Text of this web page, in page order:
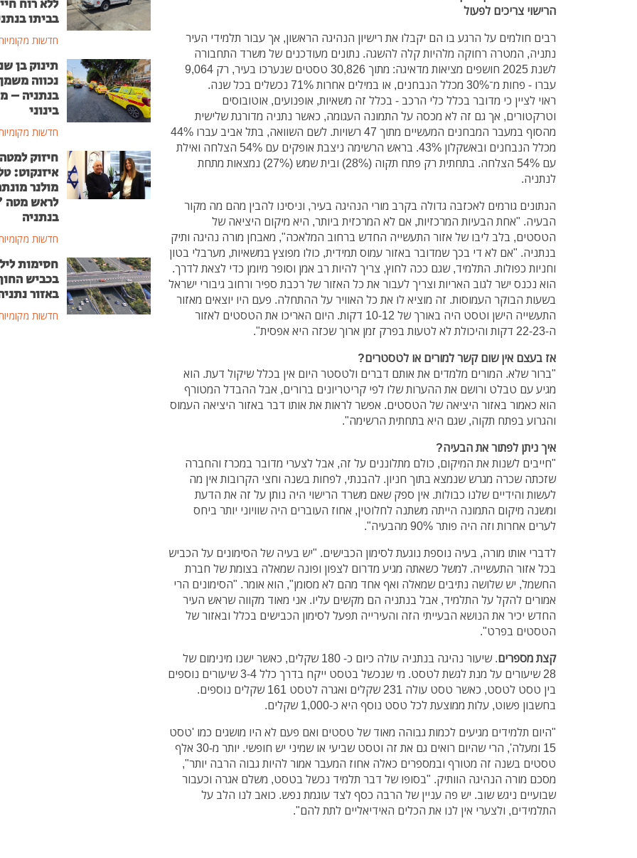
הרישוי צריכים לפעול
רבים חולמים על הרגע בו הם יקבלו את רישיון הנהיגה הראשון, אך עבור תלמידי העיר
נתניה, המטרה רחוקה מלהיות קלה להשגה. נתונים מעודכנים של משרד התחבורה
לשנת 2025 חושפים מציאות מדאיגה: מתוך 30,826 טסטים שנערכו בעיר, רק 9,064
עברו - פחות מ־30% מכלל הנבחנים, או במילים אחרות 71% נכשלים בכל שנה.
ראוי לציין כי מדובר בכלל כלי הרכב - בכלל זה משאיות, אופנועים, אוטובוסים
וטרקטורים, אך גם זה לא מכסה על התמונה העגומה, כאשר נתניה מדורגת שלישית
מהסוף במעבר המבחנים המעשיים מתוך 47 רשויות. לשם השוואה, בתל אביב עברו 44%
מכלל הנבחנים ובאשקלון 43%. בראש הרשימה ניצבת אופקים עם 54% הצלחה ואילת
עם 54% הצלחה. בתחתית רק פתח תקוה (28%) ובית שמש (27%) נמצאות מתחת
לנתניה.
הנתונים גורמים לאכזבה גדולה בקרב מורי הנהיגה בעיר, וניסינו להבין מהם מה מקור
הבעיה. "אחת הבעיות המרכזיות, אם לא המרכזית ביותר, היא מיקום היציאה של
הטסטים, בלב ליבו של אזור התעשייה החדש ברחוב המלאכה", מאבחן מורה נהיגה ותיק
בנתניה. "אם לא די בכך שמדובר באזור עמוס תמידית, כולו מפוצץ במשאיות, מערבלי בטון
וחניות כפולות. התלמיד, שגם ככה לחוץ, צריך להיות רב אמן וסופר מיומן כדי לצאת לדרך.
הוא נכנס ישר לגוב האריות וצריך לעבור את כל האזור של רכבת ספיר ורחוב גיבורי ישראל
בשעות הבוקר העמוסות. זה מוציא לו את כל האוויר על ההתחלה. פעם היו יוצאים מאזור
התעשייה הישן וטסט היה באורך של 10-12 דקות. היום האריכו את הטסטים לאזור
ה-22-23 דקות והיכולת לא לטעות בפרק זמן ארוך שכזה היא אפסית".
אז בעצם אין שום קשר למורים או לטסטרים?
"ברור שלא. המורים מלמדים את אותם דברים ולטסטר היום אין בכלל שיקול דעת. הוא
מגיע עם טבלט ורושם את ההערות שלו לפי קריטריונים ברורים, אבל ההבדל המטורף
הוא כאמור באזור היציאה של הטסטים. אפשר לראות את אותו דבר באזור היציאה העמוס
והגרוע בפתח תקוה, שגם היא בתחתית הרשימה".
איך ניתן לפתור את הבעיה?
"חייבים לשנות את המיקום, כולם מתלוננים על זה, אבל לצערי מדובר במכרז והחברה
שזכתה שכרה מגרש שנמצא בתוך חניון. להבנתי, לפחות בשנה וחצי הקרובות אין מה
לעשות והידיים שלנו כבולות. אין ספק שאם משרד הרישוי היה נותן על זה את הדעת
ומשנה מיקום התמונה הייתה משתנה לחלוטין, אחוז העוברים היה שוויוני יותר ביחס
לערים אחרות וזה היה פותר 90% מהבעיה".
לדברי אותו מורה, בעיה נוספת נוגעת לסימון הכבישים. "יש בעיה של הסימונים על הכביש
בכל אזור התעשייה. למשל כשאתה מגיע מדרום לצפון ופונה שמאלה בצומת של חברת
החשמל, יש שלושה נתיבים שמאלה ואף אחד מהם לא מסומן", הוא אומר. "הסימונים הרי
אמורים להקל על התלמיד, אבל בנתניה הם מקשים עליו. אני מאוד מקווה שראש העיר
החדש יכיר את הנושא הבעייתי הזה והעירייה תפעל לסימון הכבישים בכלל ובאזור של
הטסטים בפרט".
קצת מספרים
. שיעור נהיגה בנתניה עולה כיום כ- 180 שקלים, כאשר ישנו מינימום של
28 שיעורים על מנת לגשת לטסט. מי שנכשל בטסט ייקח בדרך כלל 3-4 שיעורים נוספים
בין טסט לטסט, כאשר טסט עולה 231 שקלים ואגרה לטסט 161 שקלים נוספים.
בחשבון פשוט, עלות ממוצעת לכל טסט נוסף היא כ-1,000 שקלים.
"היום תלמידים מגיעים לכמות גבוהה מאוד של טסטים ואם פעם לא היו מושגים כמו 'טסט
15 ומעלה', הרי שהיום רואים גם את זה וטסט שביעי או שמיני יש חופשי. יותר מ-30 אלף
טסטים בשנה זה מטורף ובמספרים כאלה אחוז המעבר אמור להיות גבוה הרבה יותר",
מסכם מורה הנהיגה הוותיק. "בסופו של דבר תלמיד נכשל בטסט, משלם אגרה וכעבור
שבועיים ניגש שוב. יש פה עניין של הרבה כסף לצד עוגמת נפש. כואב לנו הלב על
התלמידים, ולצערי אין לנו את הכלים האידיאליים לתת להם".
ללא רוח
בביתו
חדשות
תינוק בן
נכווה
בנתניה –
בינוני
חדשות
חיזוק למטה
איזנקוט:
מולנר
לראש
בנתניה
חדשות
חסימות
בכביש
באזור
חדשות